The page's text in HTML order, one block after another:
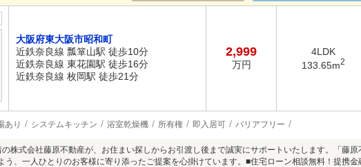
大阪府東大阪市昭和町
近鉄奈良線 瓢箪山駅 徒歩10分
近鉄奈良線 東花園駅 徒歩16分
近鉄奈良線 枚岡駅 徒歩21分
2,999
万円
4LDK
133.65m2
あり システムキッチン 浴室乾燥機 所有権 即入居可 バリアフリー
株式会社藤原不動産が、お住まい探しからお引渡し後まで誠実にサポートいたします。「藤
う、一人ひとりのお客様に寄り添ったご提案を心掛けています。■住宅ローン相談無料！提携